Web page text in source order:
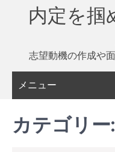
内定を掴
志望動機の作成や
メニュー
カテゴリー: